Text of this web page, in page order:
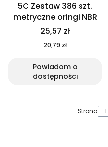
5C Zestaw 386 szt.
metryczne oringi NBR
25,57 zł
20,79 zł
Powiadom o
dostępności
Strona